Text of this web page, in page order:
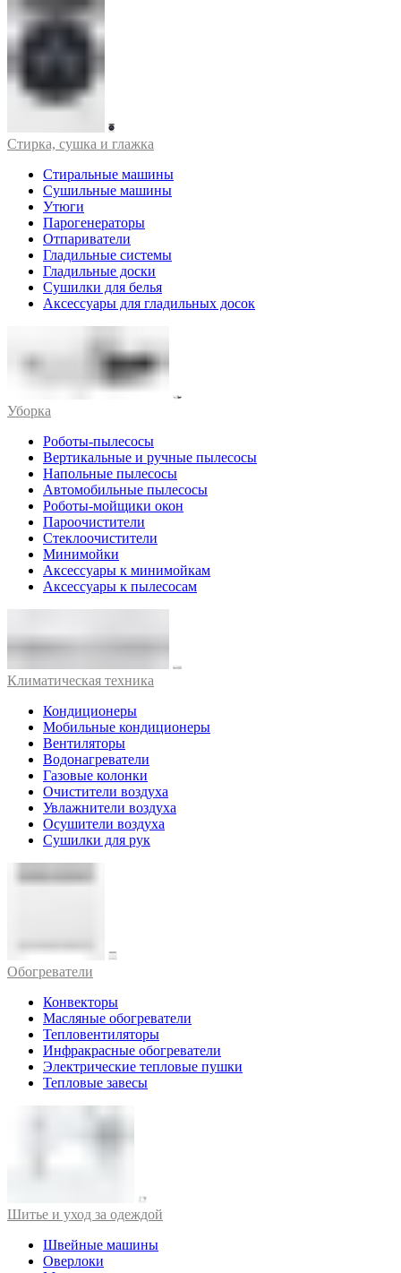
Стирка, сушка и глажка
Стиральные машины
Сушильные машины
Утюги
Парогенераторы
Отпариватели
Гладильные системы
Гладильные доски
Сушилки для белья
Аксессуары для гладильных досок
Уборка
Роботы-пылесосы
Вертикальные и ручные пылесосы
Напольные пылесосы
Автомобильные пылесосы
Роботы-мойщики окон
Пароочистители
Стеклоочистители
Минимойки
Аксессуары к минимойкам
Аксессуары к пылесосам
Климатическая техника
Кондиционеры
Мобильные кондиционеры
Вентиляторы
Водонагреватели
Газовые колонки
Очистители воздуха
Увлажнители воздуха
Осушители воздуха
Сушилки для рук
Обогреватели
Конвекторы
Масляные обогреватели
Тепловентиляторы
Инфракрасные обогреватели
Электрические тепловые пушки
Тепловые завесы
Шитье и уход за одеждой
Швейные машины
Оверлоки